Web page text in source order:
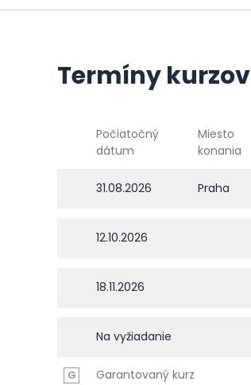
Termíny kurzov
Počiatočný
dátum
Miesto
konania
31.08.2026 Praha
12.10.2026
18.11.2026
Na vyžiadanie
G Garantovaný kurz